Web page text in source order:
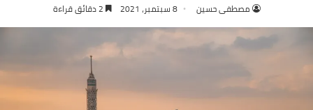
مصطفى حسين 8 سبتمبر، 2021